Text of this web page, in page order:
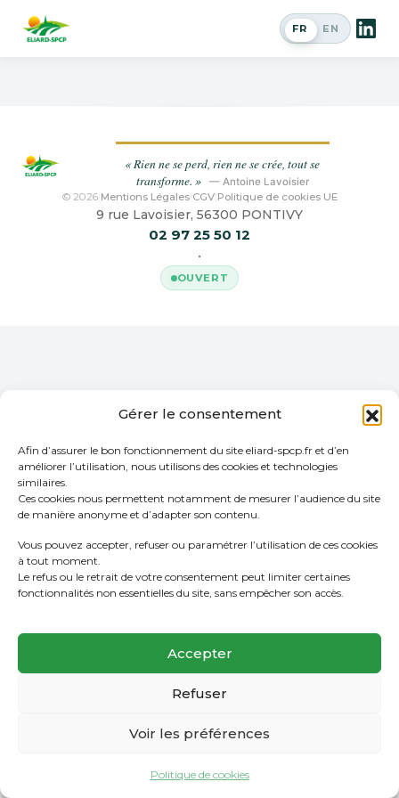
Gérer le consentement
Afin d’assurer le bon fonctionnement du site eliard-spcp.fr et d’en
améliorer l’utilisation, nous utilisons des cookies et technologies
similaires.
Ces cookies nous permettent notamment de mesurer l’audience du site
de manière anonyme et d’adapter son contenu.
Vous pouvez accepter, refuser ou paramétrer l’utilisation de ces cookies
à tout moment.
Le refus ou le retrait de votre consentement peut limiter certaines
fonctionnalités non essentielles du site, sans empêcher son accès.
Accepter
Refuser
Voir les préférences
Politique de cookies
FR EN
Passer en
Fétuque des prés
MÉRIFEST
« Rien ne se perd, rien ne se crée, tout se
transforme. »
— Antoine Lavoisier
© 2026| Mentions Légales| CGV| Politique de cookies UE
9 rue Lavoisier, 56300 PONTIVY
02 97 25 50 12
•
OUVERT